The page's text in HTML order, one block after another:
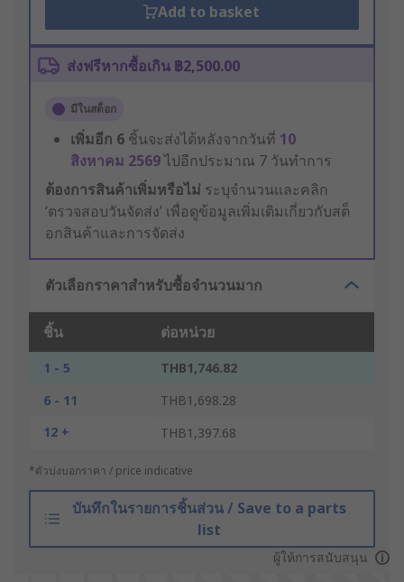
Add to basket
ส่งฟรีหากซื้อเกิน ฿2,500.00
มีในสต็อก
เพิ่มอีก 6 ชิ้นจะส่งได้หลังจากวันที่ 10
สิงหาคม 2569ไปอีกประมาณ 7 วันทำการ
ต้องการสินค้าเพิ่มหรือไม่ ระบุจำนวนและคลิก
‘ตรวจสอบวันจัดส่ง’ เพื่อดูข้อมูลเพิ่มเติมเกี่ยวกับสต็
อกสินค้าและการจัดส่ง
ตัวเลือกราคาสำหรับซื้อจำนวนมาก
ชิ้น ต่อหน่วย
1 - 5
THB1,746.82
6 - 11
THB1,698.28
12 +
THB1,397.68
*ตัวบ่งบอกราคา / price indicative
บันทึกในรายการชิ้นส่วน / Save to a parts
list
ผู้ให้การสนับสนุน